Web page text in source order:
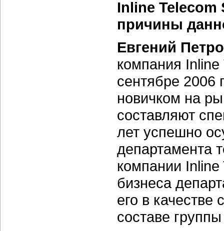
Inline
причины
Евгений
компания
сентябре 2006
новичком на
составляют
лет успешно
департамента
компании
бизнеса
его в качестве
составе